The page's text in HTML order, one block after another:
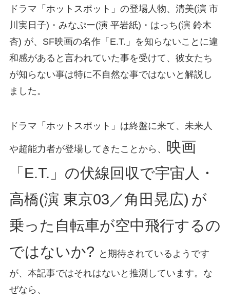
ドラマ「ホットスポット」の登場人物、清美(演 市
川実日子)・みなぷー(演 平岩紙)・はっち(演 鈴木
杏) が、SF映画の名作「E.T.」を知らないことに違
和感があると言われていた事を受けて、彼女たち
が知らない事は特に不自然な事ではないと解説し
ました。
ドラマ「ホットスポット」は終盤に来て、未来人
や超能力者が登場してきたことから、
映画
「E.T.」の伏線回収で宇宙人・
高橋(演 東京03／角田晃広) が
乗った自転車が空中飛行するの
ではないか? と期待されているようです
が、本記事ではそれはないと推測しています。な
ぜなら、